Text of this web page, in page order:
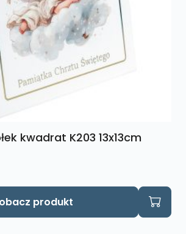
kwadrat K203 13x13cm
produkt